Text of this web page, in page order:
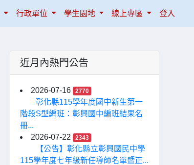
行政單位 學生園地 線上專區 登入
近月內熱門公告
2026-07-16 2770
彰化縣115學年度國中新生第一
階段S型編班：彰興國中編班結果名
冊...
2026-07-22
2343
【公告】彰化縣立彰興國民中學
115學年度七年級新任導師名單暨正...